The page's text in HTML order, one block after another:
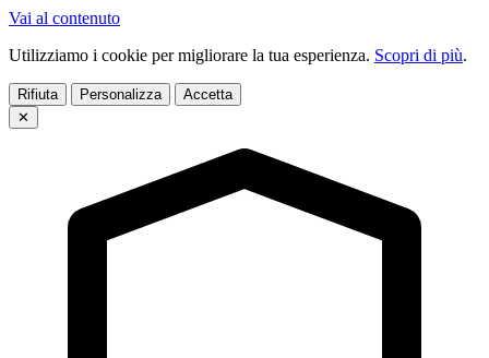
Vai al contenuto
Utilizziamo i cookie per migliorare la tua esperienza. Scopri di più.
Rifiuta Personalizza
Accetta
✕